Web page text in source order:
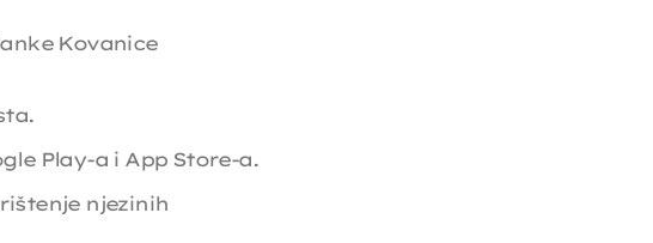
Kovanice
Play-a i App Store-a.
njezinih